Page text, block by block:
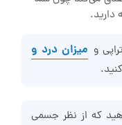
دارید.
و میزان درد و
که از نظر جسمی